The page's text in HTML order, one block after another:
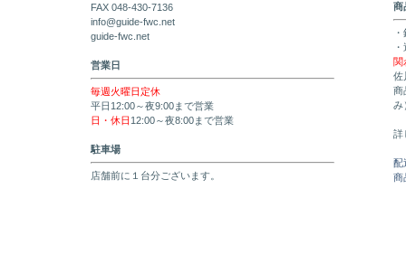
FAX 048-430-7136
info@guide-fwc.net
guide-fwc.net
営業日
毎週火曜日定休
平日12:00～夜9:00まで営業
日・休日 12:00～夜8:00まで営業
駐車場
店舗前に１台分ございます。
商
関
佐
商
み
詳
配
商